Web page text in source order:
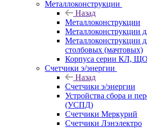
Металлоконструкции
Назад
Металлоконструкции
Металлоконструкции
Металлоконструкции
столбовых (мачтовых)
Корпуса серии КЛ,
Счетчики э/энергии
Назад
Счетчики э/энергии
Устройства сбора и
(УСПД)
Счетчики Меркурий
Счетчики Лэнэлектро